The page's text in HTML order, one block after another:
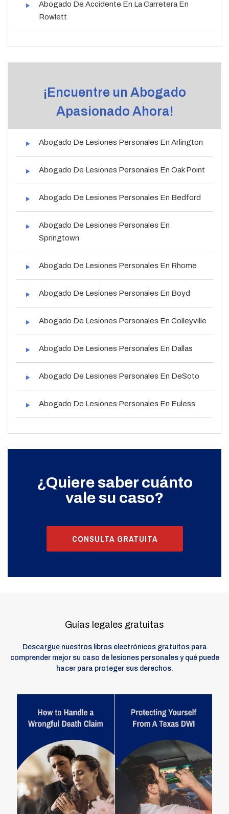
Abogado De Accidente En La Carretera En
Rowlett
¡Encuentre un Abogado
Apasionado Ahora!
Abogado De Lesiones Personales En Arlington
Abogado De Lesiones Personales En Oak Point
Abogado De Lesiones Personales En Bedford
Abogado De Lesiones Personales En
Springtown
Abogado De Lesiones Personales En Rhome
Abogado De Lesiones Personales En Boyd
Abogado De Lesiones Personales En Colleyville
Abogado De Lesiones Personales En Dallas
Abogado De Lesiones Personales En DeSoto
Abogado De Lesiones Personales En Euless
¿Quiere saber cuánto
vale su caso?
CONSULTA GRATUITA
Guías legales gratuitas
Descargue nuestros libros electrónicos gratuitos para
comprender mejor su caso de lesiones personales y qué puede
hacer para proteger sus derechos.